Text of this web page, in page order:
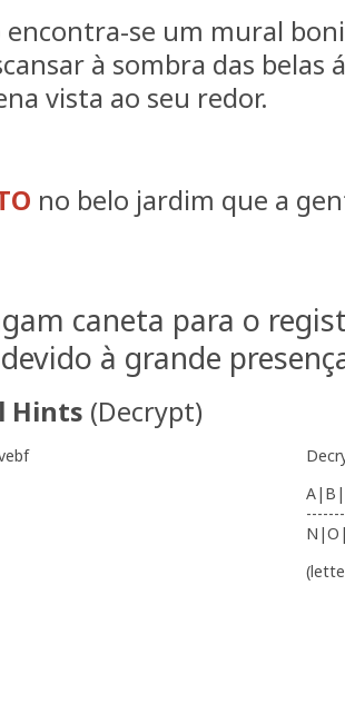
encontra-se um mural
à sombra das belas
vista ao seu redor.
no belo jardim que a
caneta para o
à grande
Hints (Decrypt)